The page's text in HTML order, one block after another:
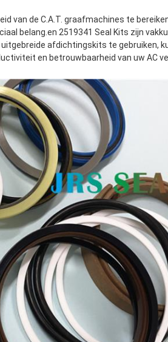
van de C.A.T. graafmachines te
belang.en 2519341 Seal Kits zijn
afdichtingskits te gebruiken,
en betrouwbaarheid van uw AC